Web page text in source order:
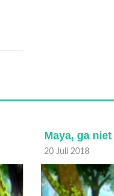
Fobie
19 Juli 2018